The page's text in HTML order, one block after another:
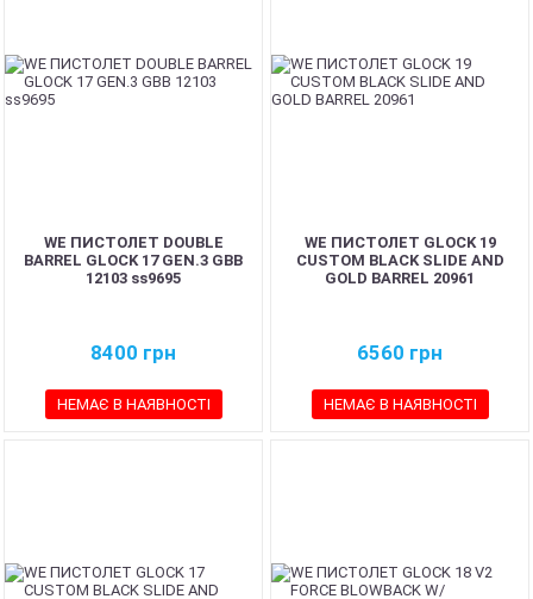
WE ПИСТОЛЕТ DOUBLE
BARREL GLOCK 17 GEN.3 GBB
12103 ss9695
8400 грн
НЕМАЄ В НАЯВНОСТІ
WE ПИСТОЛЕТ GLOCK 19
CUSTOM BLACK SLIDE AND
GOLD BARREL 20961
6560 грн
НЕМАЄ В НАЯВНОСТІ